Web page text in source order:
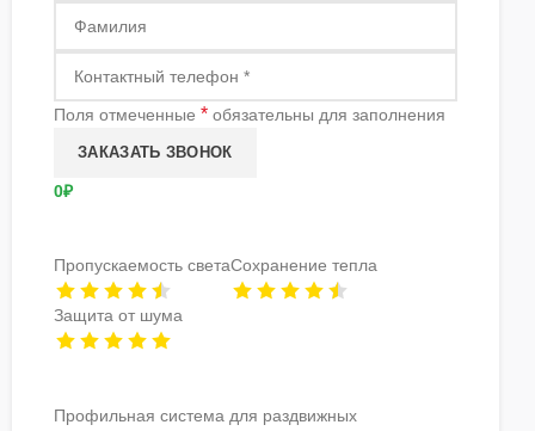
Поля отмеченные * обязательны для заполнения
0₽
Пропускаемость светаСохранение тепла
Защита от шума
Профильная система для раздвижных